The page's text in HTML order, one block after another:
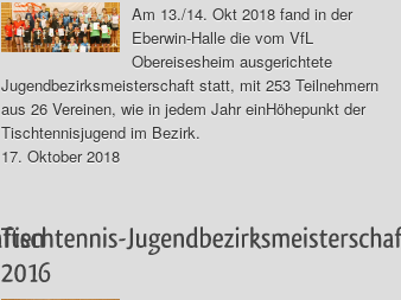
Am 13./14. Okt 2018 fand in der
Eberwin-Halle die vom VfL
Obereisesheim ausgerichtete
Jugendbezirksmeisterschaft statt, mit 253 Teilnehmern
aus 26 Vereinen, wie in jedem Jahr einHöhepunkt der
Tischtennisjugend im Bezirk.
17. Oktober 2018